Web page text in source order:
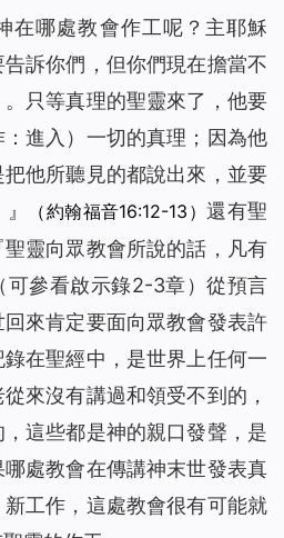
在哪處教會作工呢？主耶穌
訴你們，但你們現在擔當不
。只等真理的聖靈來了，他要
：進入） 一切的真理；因為他
他所聽見的都說出來，並要
』 （約翰福音16:12-13）還有聖
聖靈向眾教會所說的話，凡有
可參看啟示錄2-3章）從預言
來肯定要面向眾教會發表許
在聖經中，是世界上任何一
來沒有講過和領受不到的，
這些都是神的親口發聲，是
處教會在傳講神末世發表真
工作，這處教會很有可能就